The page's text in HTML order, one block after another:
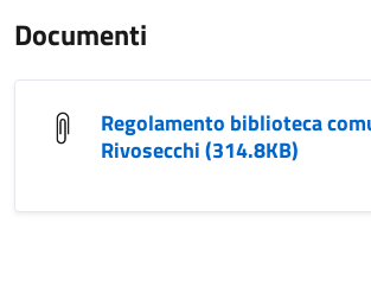
Documenti
Regolamento biblioteca
Rivosecchi (314.8KB)